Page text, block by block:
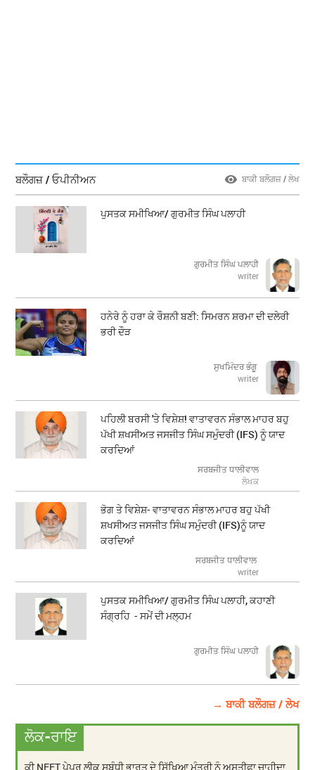
ਬਲੌਗਜ਼ / ਓਪੀਨੀਅਨ ਬਾਕੀ ਬਲੌਗਜ਼ / ਲੇਖ
ਪੁਸਤਕ ਸਮੀਖਿਆ/ ਗੁਰਮੀਤ ਸਿੰਘ ਪਲਾਹੀ
ਗੁਰਮੀਤ ਸਿੰਘ ਪਲਾਹੀ
writer
ਹਨੇਰੇ ਨੂੰ ਹਰਾ ਕੇ ਰੌਸ਼ਨੀ ਬਣੀ: ਸਿਮਰਨ ਸ਼ਰਮਾ ਦੀ ਦਲੇਰੀ
ਭਰੀ ਦੌੜ
ਸੁਖਮਿੰਦਰ ਭੰਗੂ
writer
ਪਹਿਲੀ ਬਰਸੀ 'ਤੇ ਵਿਸ਼ੇਸ਼! ਵਾਤਾਵਰਨ ਸੰਭਾਲ ਮਾਹਰ ਬਹੁ
ਪੱਖੀ ਸ਼ਖਸੀਅਤ ਜਸਜੀਤ ਸਿੰਘ ਸਮੁੰਦਰੀ (IFS) ਨੂੰ ਯਾਦ
ਕਰਦਿਆਂ
ਸਰਬਜੀਤ ਧਾਲੀਵਾਲ
ਲੇਖਕ
ਭੋਗ ਤੇ ਵਿਸ਼ੇਸ਼- ਵਾਤਾਵਰਨ ਸੰਭਾਲ ਮਾਹਰ ਬਹੁ ਪੱਖੀ
ਸ਼ਖਸੀਅਤ ਜਸਜੀਤ ਸਿੰਘ ਸਮੁੰਦਰੀ (IFS)ਨੂੰ ਯਾਦ
ਕਰਦਿਆਂ
ਸਰਬਜੀਤ ਧਾਲੀਵਾਲ
writer
ਪੁਸਤਕ ਸਮੀਖਿਆ/ ਗੁਰਮੀਤ ਸਿੰਘ ਪਲਾਹੀ, ਕਹਾਣੀ
ਸੰਗ੍ਰਹਿ - ਸਮੇਂ ਦੀ ਮਲ੍ਹਮ
ਗੁਰਮੀਤ ਸਿੰਘ ਪਲਾਹੀ
→ ਬਾਕੀ ਬਲੌਗਜ਼ / ਲੇਖ
ਲੋਕ-ਰਾਇ
ਕੀ NEET ਪੇਪਰ ਲੀਕ ਸਬੰਧੀ ਭਾਰਤ ਦੇ ਸਿੱਖਿਆ ਮੰਤਰੀ ਨੂੰ ਅਸਤੀਫਾ ਚਾਹੀਦਾ